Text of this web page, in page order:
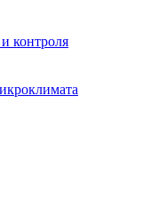
контроля